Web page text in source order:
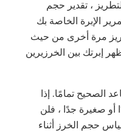
، تقدير حجم
الإبرة الخاصة بك
مرة أخرى من حيث
إبرتك بين الخرزيرين
الصحيح تمامًا. إذا
صغيرة جدًا ، فلن
حجم الخرز أثناء